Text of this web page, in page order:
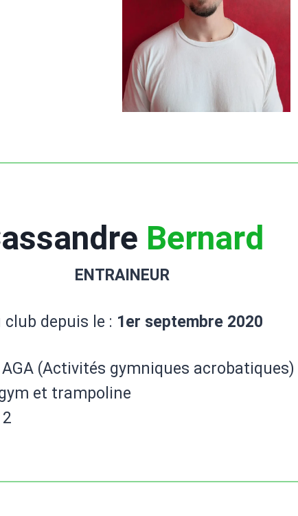
Bernard
ENTRAINEUR
club depuis le : 1er septembre 2020
AGA (Activités gymniques acrobatiques)
et trampoline